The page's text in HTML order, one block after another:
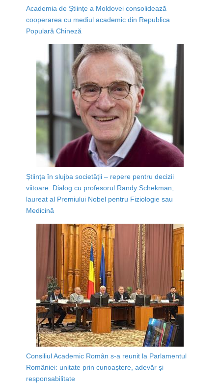
Academia de Științe a Moldovei consolidează
cooperarea cu mediul academic din Republica
Populară Chineză
Știința în slujba societății – repere pentru decizii
viitoare. Dialog cu profesorul Randy Schekman,
laureat al Premiului Nobel pentru Fiziologie sau
Medicină
Consiliul Academic Român s-a reunit la Parlamentul
României: unitate prin cunoaștere, adevăr și
responsabilitate